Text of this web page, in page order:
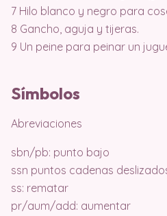
7 Hilo blanco y negro para
8 Gancho, aguja y tijeras.
9 Un peine para peinar un
Símbolos
Abreviaciones
sbn/pb: punto bajo
ssn puntos cadenas
ss: rematar
pr/aum/add: aumentar